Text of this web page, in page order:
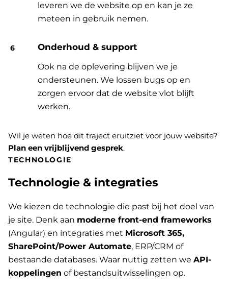
leveren we de website op en kan je ze
meteen in gebruik nemen.
Onderhoud & support
Ook na de oplevering blijven we je
ondersteunen. We lossen bugs op en
zorgen ervoor dat de website vlot blijft
werken.
Wil je weten hoe dit traject eruitziet voor jouw website?
Plan een vrijblijvend gesprek.
TECHNOLOGIE
Technologie & integraties
We kiezen de technologie die past bij het doel van
je site. Denk aan moderne front-end frameworks
(Angular) en integraties met Microsoft 365,
SharePoint/Power Automate, ERP/CRM of
bestaande databases. Waar nuttig zetten we API-
koppelingen of bestandsuitwisselingen op.